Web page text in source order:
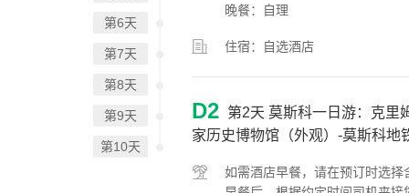
第6天
第7天
第8天
第9天
第10天
晚餐：自理
住宿：自选酒店
D2 第2天 莫斯科一日游：克里
家历史博物馆（外观）-莫斯科地
如需酒店早餐，请在预订时选择